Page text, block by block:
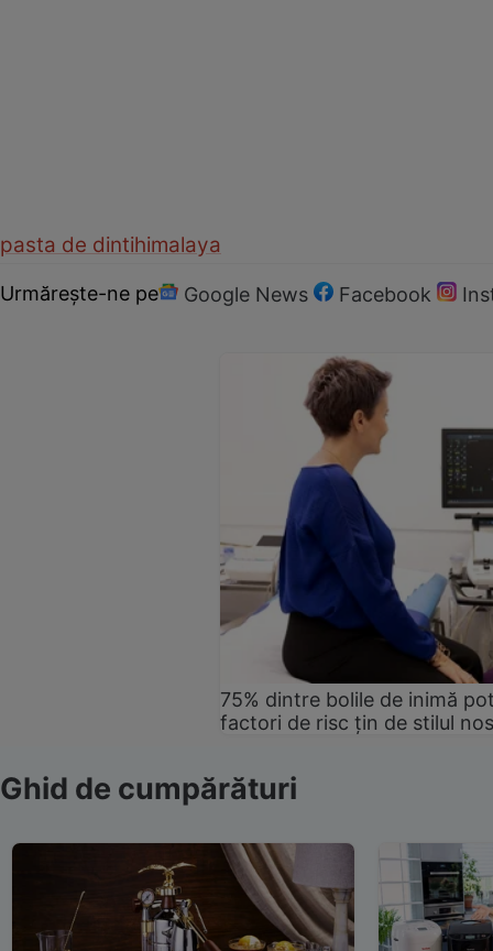
pasta de dintihimalaya
Urmărește-ne pe Google News Facebook
75% dintre bolile de inimă
factori de risc țin de stilul
Ghid de cumpărături